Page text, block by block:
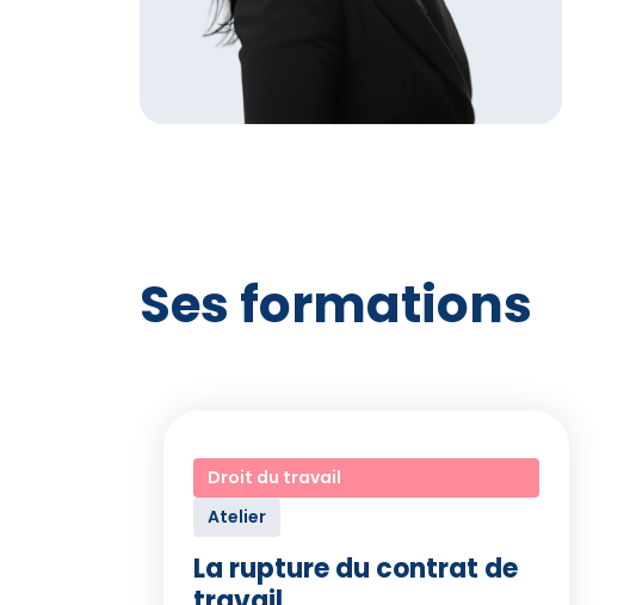
Ses formations
Droit du travail
Atelier
La rupture du contrat de